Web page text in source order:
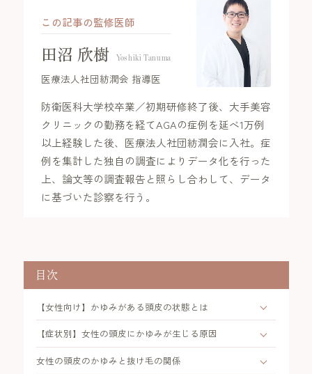
名古屋院 大阪梅田院
神戸三宮院
お知らせ
プライバシーポリシー
この記事の監修医師
田沼 欣樹 Yoshiki Tanuma
医療法人社団紡潤会 指導医
防衛医科大学校卒業／初期研修終了後、大手美容
クリニックの勤務を経てAGAの症例を延べ1万例
以上経験した後、医療法人社団紡潤会に入社。症
例を集計した独自の調査によりデータ化を行った
上、論文等の調査報告と照らし合わして、データ
に基づいた診察を行う。
目次
【女性向け】かゆみがある頭皮の状態とは
【症状別】女性の頭皮にかゆみが生じる原因
女性の頭皮のかゆみと抜け毛の関係